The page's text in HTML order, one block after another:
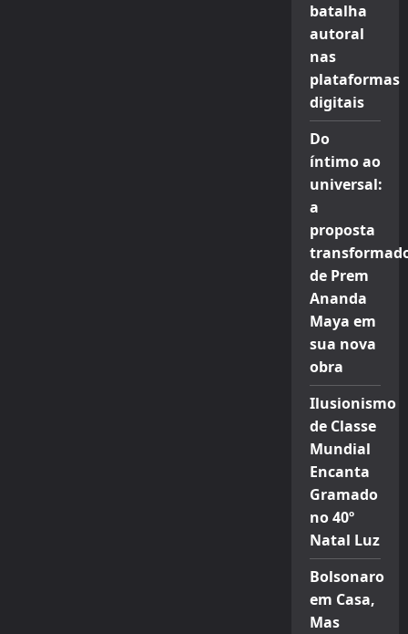
batalha
autoral
nas
plataformas
digitais
Do
íntimo ao
universal:
a
proposta
de Prem
Ananda
Maya em
sua nova
obra
Ilusionismo
de Classe
Mundial
Encanta
Gramado
no 40º
Natal Luz
Bolsonaro
em Casa,
Mas